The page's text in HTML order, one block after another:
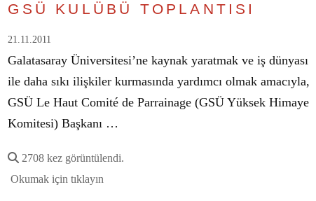
GSÜ KULÜBÜ TOPLANTISI
21.11.2011
Galatasaray Üniversitesi’ne kaynak yaratmak ve iş dünyası
ile daha sıkı ilişkiler kurmasında yardımcı olmak amacıyla,
GSÜ Le Haut Comité de Parrainage (GSÜ Yüksek Himaye
Komitesi) Başkanı …
2708 kez görüntülendi.
Okumak için tıklayın